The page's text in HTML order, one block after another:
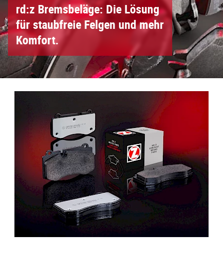
rd:z Bremsbeläge: Die Lösung
für staubfreie Felgen und mehr
Komfort.